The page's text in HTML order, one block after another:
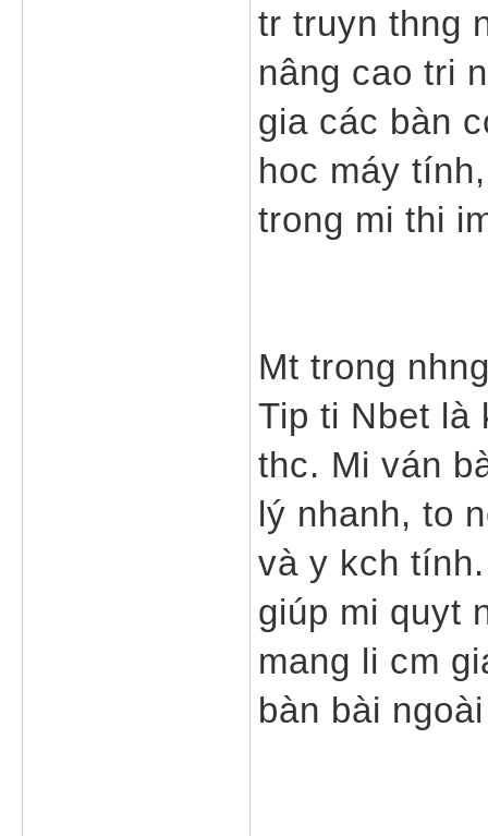
tr truyn thng
nâng cao tri
gia các bàn
hoc máy
trong mi thi
Mt trong
Tip ti Nbet là
thc. Mi ván
lý nhanh, to
và y kch
giúp mi quyt
mang li cm
bàn bài